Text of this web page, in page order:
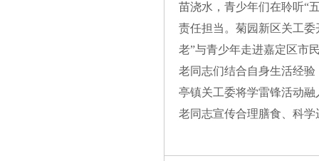
苗浇水，青少年们在聆听“
责任担当。菊园新区关工
老”与青少年走进嘉定区市
老同志们结合自身生活经
亭镇关工委将学雷锋活动
老同志宣传合理膳食、科